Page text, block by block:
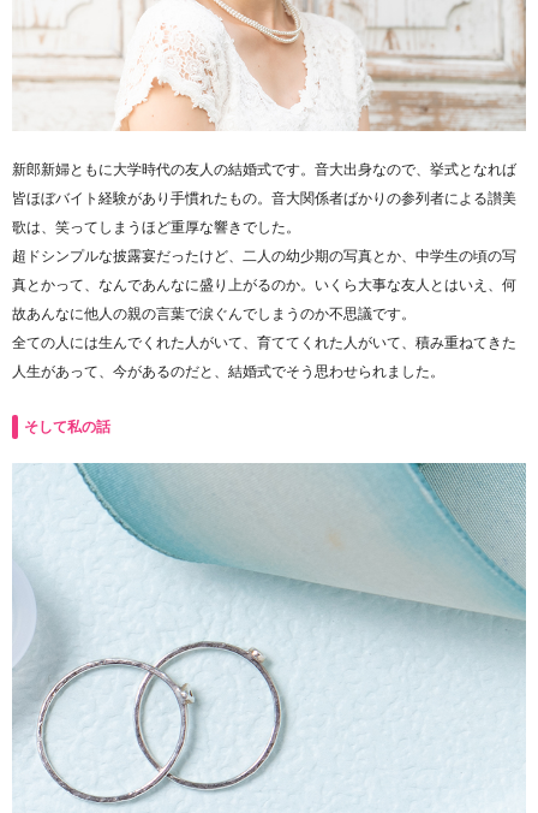
新郎新婦ともに大学時代の友人の結婚式です。音大出身なので、挙式となれば
皆ほぼバイト経験があり手慣れたもの。音大関係者ばかりの参列者による讃美
歌は、笑ってしまうほど重厚な響きでした。
超ドシンプルな披露宴だったけど、二人の幼少期の写真とか、中学生の頃の写
真とかって、なんであんなに盛り上がるのか。いくら大事な友人とはいえ、何
故あんなに他人の親の言葉で涙ぐんでしまうのか不思議です。
全ての人には生んでくれた人がいて、育ててくれた人がいて、積み重ねてきた
人生があって、今があるのだと、結婚式でそう思わせられました。
そして私の話